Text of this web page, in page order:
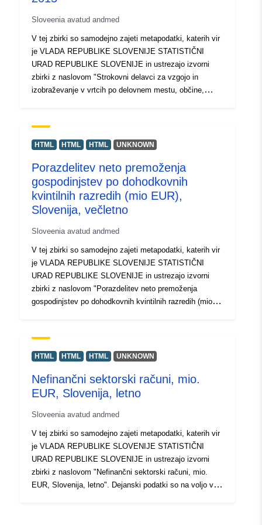
Sloveenia avatud andmed
V tej zbirki so samodejno zajeti metapodatki, katerih vir
je VLADA REPUBLIKE SLOVENIJE STATISTIČNI
URAD REPUBLIKE SLOVENIJE in ustrezajo izvorni
zbirki z naslovom "Strokovni delavci za vzgojo in
izobraževanje v vrtcih po delovnem mestu, občine,
dostopate do strani izvornega portala za vpogled in izbor
podatkov, na voljo pa je tudi program PX-Win, ki si ga
podatkov za prikaz, spreminjanje oblike izpisa in
shranjevanje v različne formate, poleg tega pa tudi
pregledovanje in izpis tabel neomejene velikosti ter
nekaj osnovnih statističnih analiz in grafičnih prikazov.
HTML HTML HTML UNKNOWN
Porazdelitev neto premoženja
gospodinjstev po dohodkovnih
kvintilnih razredih (mio EUR),
Slovenija, večletno
Sloveenia avatud andmed
V tej zbirki so samodejno zajeti metapodatki, katerih vir
je VLADA REPUBLIKE SLOVENIJE STATISTIČNI
URAD REPUBLIKE SLOVENIJE in ustrezajo izvorni
zbirki z naslovom "Porazdelitev neto premoženja
gospodinjstev po dohodkovnih kvintilnih razredih (mio
lahko dostopate do strani izvornega portala za vpogled
in izbor podatkov, na voljo pa je tudi program PX-Win, ki
podatkov za prikaz, spreminjanje oblike izpisa in
shranjevanje v različne formate, poleg tega pa tudi
nekaj osnovnih statističnih analiz in grafičnih prikazov.
HTML HTML HTML UNKNOWN
Nefinančni sektorski računi, mio.
EUR, Slovenija, letno
Sloveenia avatud andmed
V tej zbirki so samodejno zajeti metapodatki, katerih vir
je VLADA REPUBLIKE SLOVENIJE STATISTIČNI
URAD REPUBLIKE SLOVENIJE in ustrezajo izvorni
zbirki z naslovom "Nefinančni sektorski računi, mio.
EUR, Slovenija, letno". Dejanski podatki so na voljo v